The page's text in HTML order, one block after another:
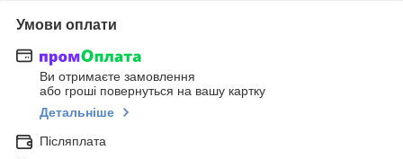
Умови оплати
Ви отримаєте замовлення
або гроші повернуться на вашу картку
Детальніше
Післяплата